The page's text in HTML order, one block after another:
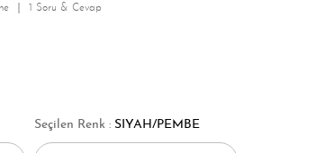
1 Soru & Cevap
Seçilen Renk : SIYAH/PEMBE